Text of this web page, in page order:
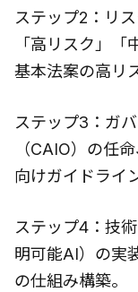
ステップ2：リ
「高リスク」
基本法案の高リ
ステップ3：ガ
（CAIO）の任
向けガイドライ
ステップ4：技
明可能AI）の実
の仕組み構築。